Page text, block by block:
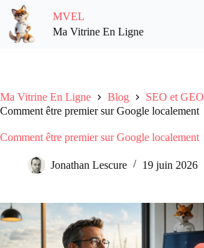
Passer
contenu
MVEL
Ma Vitrine En Ligne
Ma Vitrine En Ligne Blog
SEO et GEO
Comment être premier sur Google localement
Comment être premier sur Google localement
Jonathan Lescure 19 juin 2026